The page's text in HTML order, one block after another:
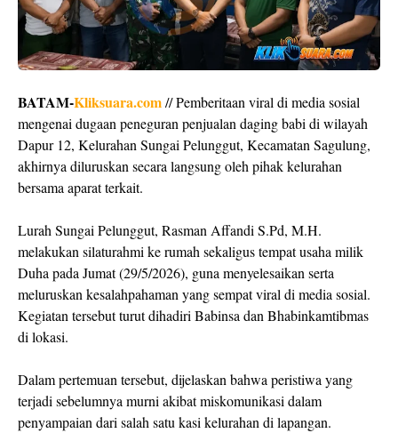
BATAM-Kliksuara.com// Pemberitaan viral di media sosial
mengenai dugaan peneguran penjualan daging babi di wilayah
Dapur 12, Kelurahan Sungai Pelunggut, Kecamatan Sagulung,
akhirnya diluruskan secara langsung oleh pihak kelurahan
bersama aparat terkait.
Lurah Sungai Pelunggut, Rasman Affandi S.Pd, M.H.
melakukan silaturahmi ke rumah sekaligus tempat usaha milik
Duha pada Jumat (29/5/2026), guna menyelesaikan serta
meluruskan kesalahpahaman yang sempat viral di media sosial.
Kegiatan tersebut turut dihadiri Babinsa dan Bhabinkamtibmas
di lokasi.
Dalam pertemuan tersebut, dijelaskan bahwa peristiwa yang
terjadi sebelumnya murni akibat miskomunikasi dalam
penyampaian dari salah satu kasi kelurahan di lapangan.